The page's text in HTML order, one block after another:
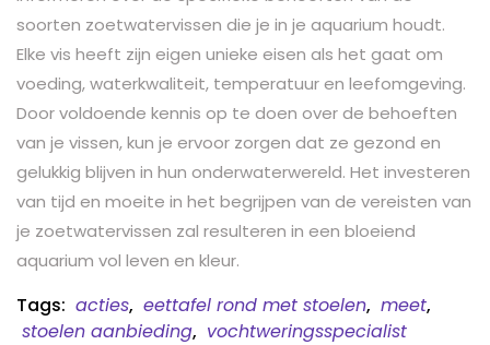
soorten zoetwatervissen die je in je aquarium houdt.
Elke vis heeft zijn eigen unieke eisen als het gaat om
voeding, waterkwaliteit, temperatuur en leefomgeving.
Door voldoende kennis op te doen over de behoeften
van je vissen, kun je ervoor zorgen dat ze gezond en
gelukkig blijven in hun onderwaterwereld. Het investeren
van tijd en moeite in het begrijpen van de vereisten van
je zoetwatervissen zal resulteren in een bloeiend
aquarium vol leven en kleur.
Tags: acties, eettafel rond met stoelen, meet,
stoelen aanbieding, vochtweringsspecialist